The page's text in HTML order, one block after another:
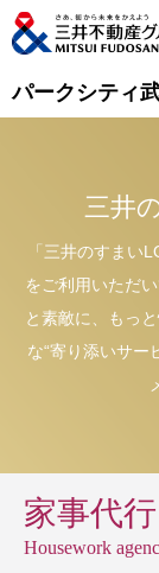
パークシティ
三井
「三井のすまい
をご利用いただ
と素敵に、もっ
な“寄り添いサー
家事代行
Housework